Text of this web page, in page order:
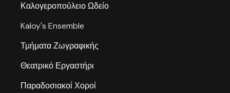
Καλογεροπούλειο Ωδείο
Kaloy's Ensemble
Τμήματα Ζωγραφικής
Θεατρικό Εργαστήρι
Παραδοσιακοί Χοροί